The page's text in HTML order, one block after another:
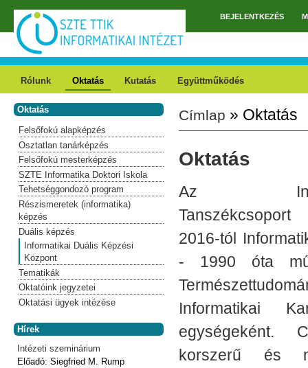
Ugrás a tartalomra
FőmenüBEJELENTKEZÉS
Rólunk Oktatás Kutatás Együttműködés
Jelenlegi hely
Címlap » Oktatás
Oktatás
Az
2016-tól
- 1990 óta
Informatikai
egységeként.
korszerű és
Oktatás
Felsőfokú alapképzés
Osztatlan tanárképzés
Felsőfokú mesterképzés
SZTE Informatika Doktori Iskola
Tehetséggondozó program
Részismeretek (informatika)
képzés
Duális képzés
Informatikai Duális Képzési
Központ
Tematikák
Oktatóink jegyzetei
Oktatási ügyek intézése
Hírek
Intézeti szeminárium
Előadó:Siegfried M. Rump